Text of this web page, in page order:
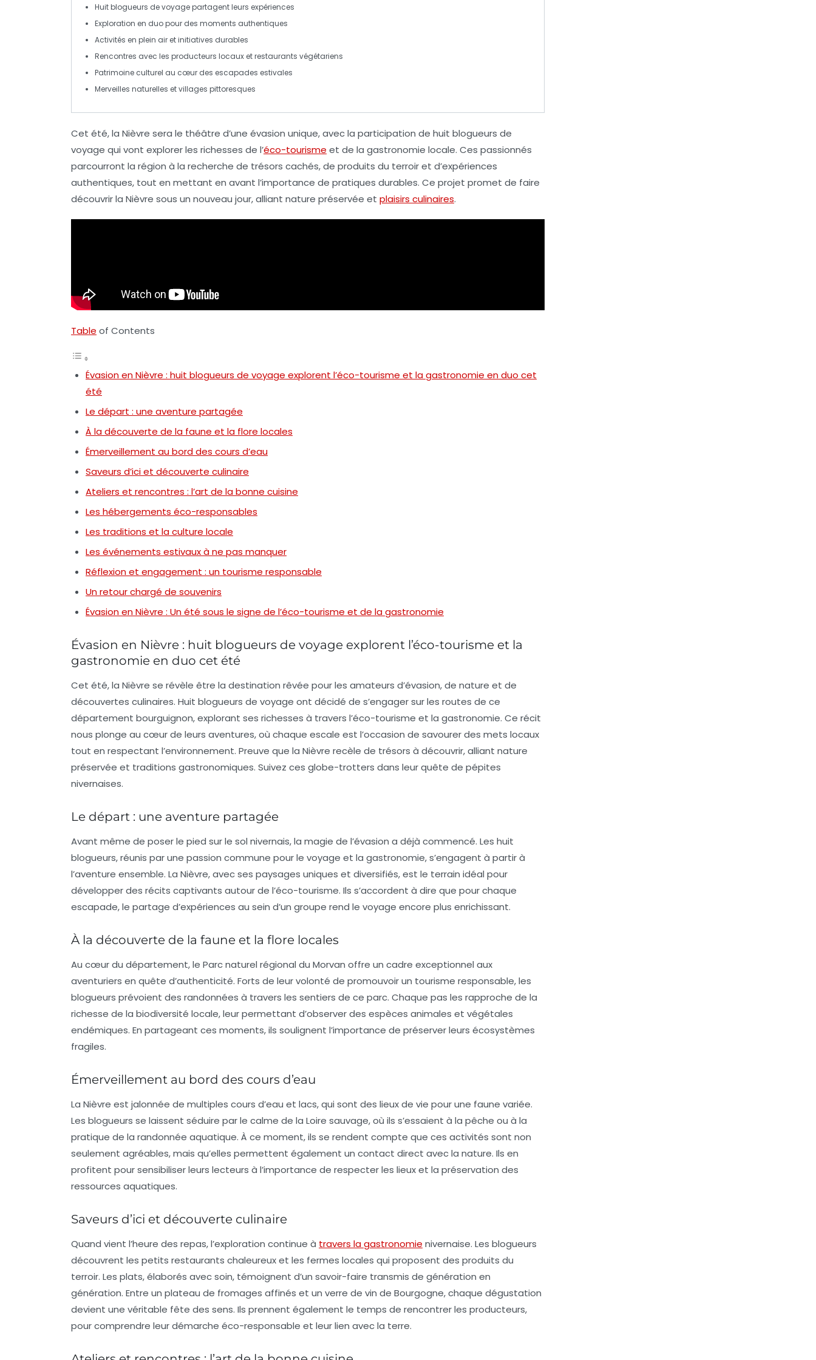
Huitblogueurs de voyagepartagent leurs expériences
Exploration en duo pour des moments authentiques
Activités en plein air et initiatives durables
Rencontres avec les producteurs locaux etrestaurants végétariens
Patrimoine culturel au cœur des escapades estivales
Merveilles naturelles etvillages pittoresques
Cet été, la Nièvre sera le théâtre d’une évasion unique, avec la participation de huit blogueurs de
voyage qui vont explorer les richesses de l’éco-tourisme et de la gastronomie locale. Ces passionnés
parcourront la région à la recherche de trésors cachés, de produits du terroir et d’expériences
authentiques, tout en mettant en avant l’importance de pratiques durables. Ce projet promet de faire
découvrir la Nièvre sous un nouveau jour, alliant nature préservée et plaisirs culinaires.
Table of Contents
Évasion en Nièvre : huit blogueurs de voyage explorent l’éco-tourisme et la gastronomie en duo cet
été
Le départ : une aventure partagée
À la découverte de la faune et la flore locales
Émerveillement au bord des cours d’eau
Saveurs d’ici et découverte culinaire
Ateliers et rencontres : l’art de la bonne cuisine
Les hébergements éco-responsables
Les traditions et la culture locale
Les événements estivaux à ne pas manquer
Réflexion et engagement : un tourisme responsable
Un retour chargé de souvenirs
Évasion en Nièvre : Un été sous le signe de l’éco-tourisme et de la gastronomie
Évasion en Nièvre : huit blogueurs de voyage explorent l’éco-tourisme et la
gastronomie en duo cet été
Cet été, la Nièvre se révèle être la destination rêvée pour les amateurs d’évasion, de nature et de
découvertes culinaires. Huit blogueurs de voyage ont décidé de s’engager sur les routes de ce
département bourguignon, explorant ses richesses à travers l’éco-tourisme et la gastronomie. Ce récit
nous plonge au cœur de leurs aventures, où chaque escale est l’occasion de savourer des mets locaux
tout en respectant l’environnement. Preuve que la Nièvre recèle de trésors à découvrir, alliant nature
préservée et traditions gastronomiques. Suivez ces globe-trotters dans leur quête de pépites
nivernaises.
Le départ : une aventure partagée
Avant même de poser le pied sur le sol nivernais, la magie de l’évasion a déjà commencé. Les huit
blogueurs, réunis par une passion commune pour le voyage et la gastronomie, s’engagent à partir à
l’aventure ensemble. La Nièvre, avec ses paysages uniques et diversifiés, est le terrain idéal pour
développer des récits captivants autour de l’éco-tourisme. Ils s’accordent à dire que pour chaque
escapade, le partage d’expériences au sein d’un groupe rend le voyage encore plus enrichissant.
À la découverte de la faune et la flore locales
Au cœur du département, le Parc naturel régional du Morvan offre un cadre exceptionnel aux
aventuriers en quête d’authenticité. Forts de leur volonté de promouvoir un tourisme responsable, les
blogueurs prévoient des randonnées à travers les sentiers de ce parc. Chaque pas les rapproche de la
richesse de la biodiversité locale, leur permettant d’observer des espèces animales et végétales
endémiques. En partageant ces moments, ils soulignent l’importance de préserver leurs écosystèmes
fragiles.
Émerveillement au bord des cours d’eau
La Nièvre est jalonnée de multiples cours d’eau et lacs, qui sont des lieux de vie pour une faune variée.
Les blogueurs se laissent séduire par le calme de la Loire sauvage, où ils s’essaient à la pêche ou à la
pratique de la randonnée aquatique. À ce moment, ils se rendent compte que ces activités sont non
seulement agréables, mais qu’elles permettent également un contact direct avec la nature. Ils en
profitent pour sensibiliser leurs lecteurs à l’importance de respecter les lieux et la préservation des
ressources aquatiques.
Saveurs d’ici et découverte culinaire
Quand vient l’heure des repas, l’exploration continue à travers la gastronomie nivernaise. Les blogueurs
découvrent les petits restaurants chaleureux et les fermes locales qui proposent des produits du
terroir. Les plats, élaborés avec soin, témoignent d’un savoir-faire transmis de génération en
génération. Entre un plateau de fromages affinés et un verre de vin de Bourgogne, chaque dégustation
devient une véritable fête des sens. Ils prennent également le temps de rencontrer les producteurs,
pour comprendre leur démarche éco-responsable et leur lien avec la terre.